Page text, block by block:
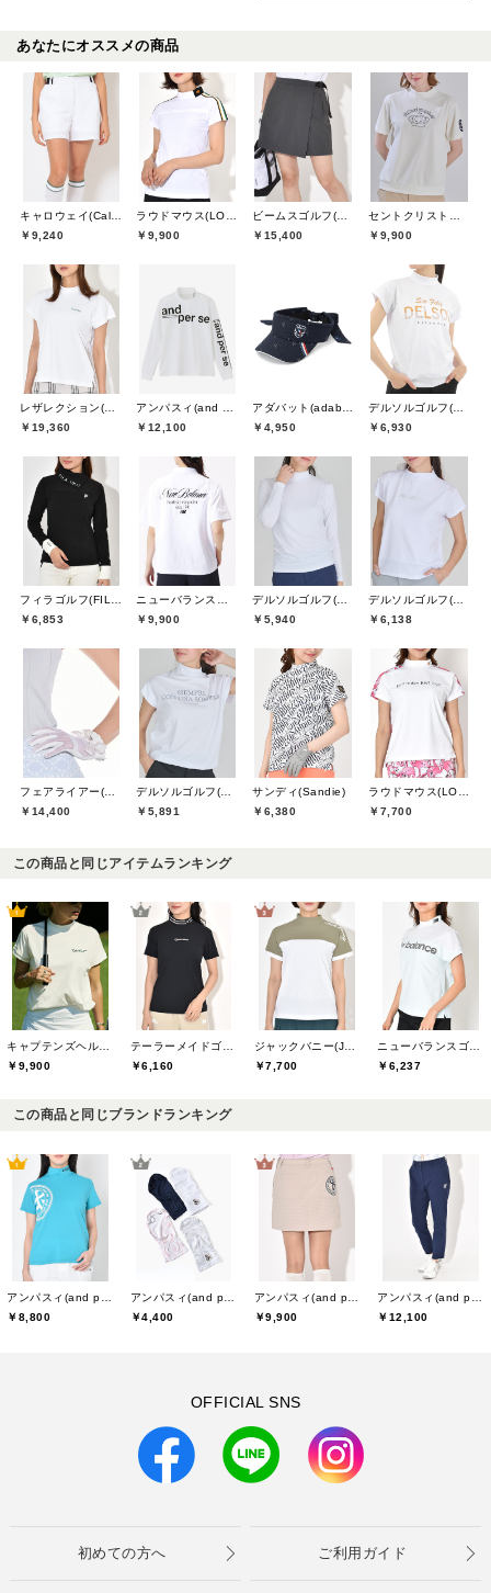
あなたにオススメの商品
￥9,240
￥9,900
￥15,400
￥9,900
￥19,360
￥12,100
￥4,950
￥6,930
￥6,853
￥9,900
￥5,940
￥6,138
￥14,400
￥5,891
サンディ(Sandie)
￥6,380
￥7,700
この商品と同じアイテムランキング
￥9,900
￥6,160
￥7,700
￥6,237
この商品と同じブランドランキング
￥8,800
￥4,400
￥9,900
￥12,100
OFFICIAL SNS
初めての方へ ご利用ガイド